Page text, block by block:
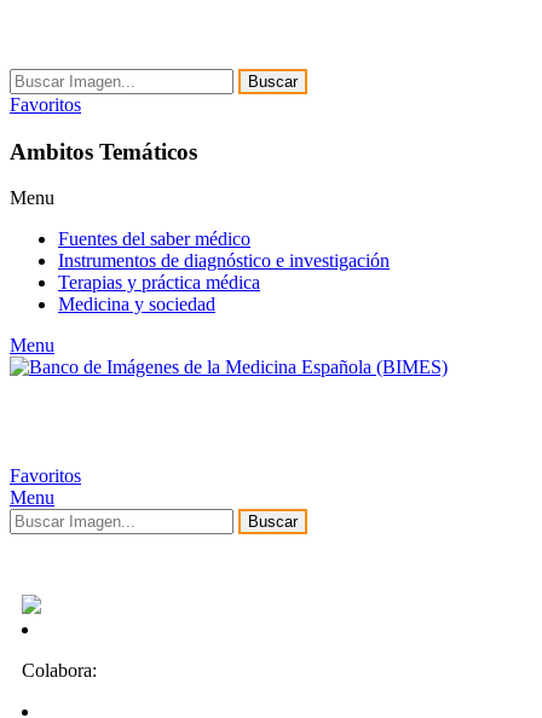
Buscar
Favoritos
Ambitos Temáticos
Menu
Fuentes del saber médico
Instrumentos de diagnóstico e investigación
Terapias y práctica médica
Medicina y sociedad
Menu
Favoritos
Menu
Buscar
Colabora: